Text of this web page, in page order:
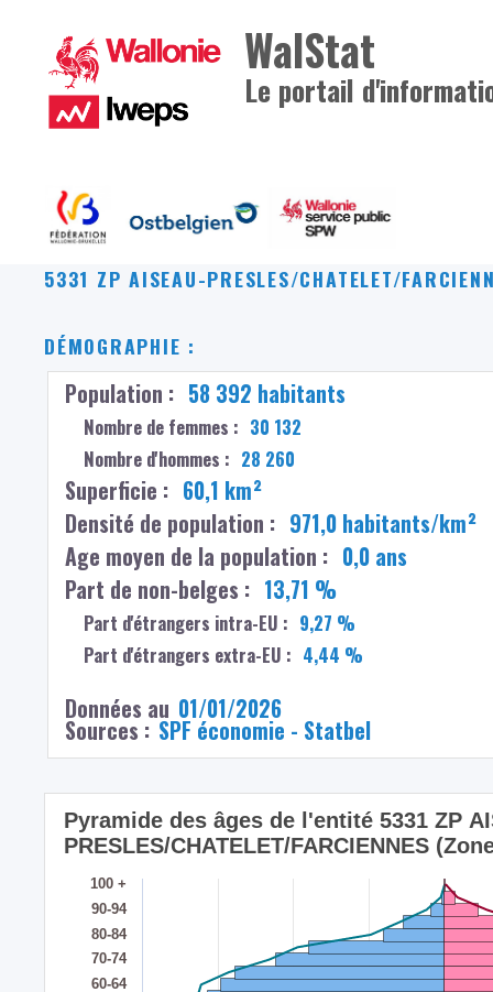
WalStat
Le portail
5331 ZP AISEAU-PRESLES/CHATELET/
DÉMOGRAPHIE :
Population : 58 392 habitants
Nombre de femmes : 30 132
Nombre d'hommes : 28 260
Superficie : 60,1 km²
Densité de population : 971,0 habitants/km²
Age moyen de la population : 0,0 ans
Part de non-belges : 13,71 %
Part d'étrangers intra-EU : 9,27 %
Part d'étrangers extra-EU : 4,44 %
Données au 01/01/2026
Sources : SPF économie - Statbel
Pyramide des âges de l'entité 5331 ZP
PRESLES/CHATELET/FARCIENNES
60-64
70-74
80-84
90-94
100 +